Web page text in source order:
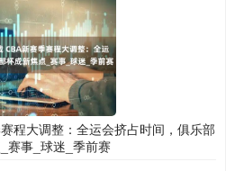
程大调整：全运会挤占时间，俱乐部
赛事_球迷_季前赛